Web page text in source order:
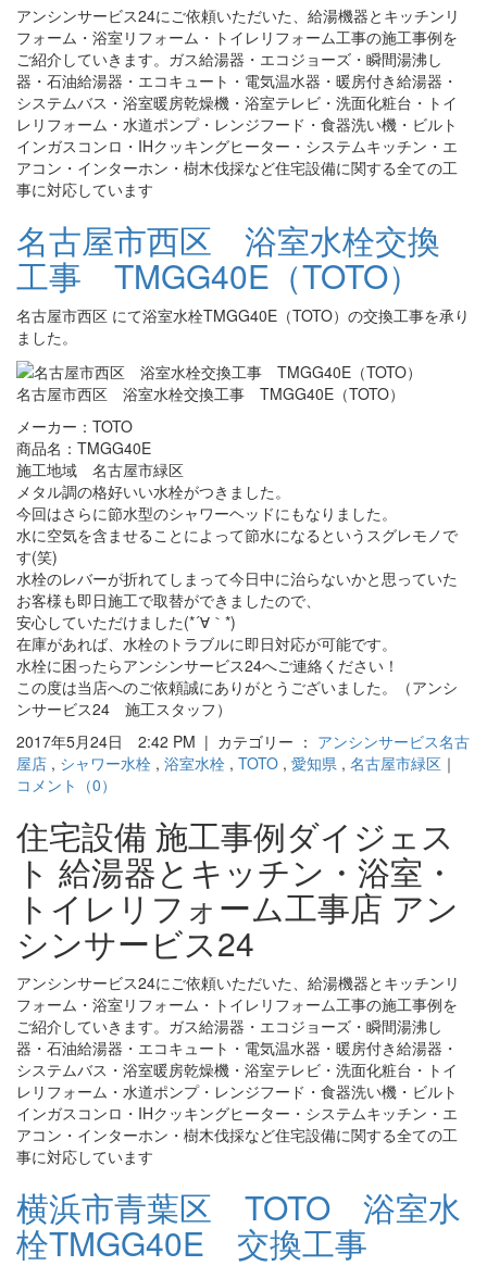
アンシンサービス24にご依頼いただいた、給湯機器とキッチンリ
フォーム・浴室リフォーム・トイレリフォーム工事の施工事例を
ご紹介していきます。ガス給湯器・エコジョーズ・瞬間湯沸し
器・石油給湯器・エコキュート・電気温水器・暖房付き給湯器・
システムバス・浴室暖房乾燥機・浴室テレビ・洗面化粧台・トイ
レリフォーム・水道ポンプ・レンジフード・食器洗い機・ビルト
インガスコンロ・IHクッキングヒーター・システムキッチン・エ
アコン・インターホン・樹木伐採など住宅設備に関する全ての工
事に対応しています
名古屋市西区 浴室水栓交換
工事 TMGG40E（TOTO）
名古屋市西区 にて浴室水栓TMGG40E（TOTO）の交換工事を承り
ました。
名古屋市西区 浴室水栓交換工事 TMGG40E（TOTO）
メーカー：TOTO
商品名：TMGG40E
施工地域 名古屋市緑区
メタル調の格好いい水栓がつきました。
今回はさらに節水型のシャワーヘッドにもなりました。
水に空気を含ませることによって節水になるというスグレモノで
す(笑)
水栓のレバーが折れてしまって今日中に治らないかと思っていた
お客様も即日施工で取替ができましたので、
安心していただけました(*´∀｀*)
在庫があれば、水栓のトラブルに即日対応が可能です。
水栓に困ったらアンシンサービス24へご連絡ください！
この度は当店へのご依頼誠にありがとうございました。（アンシ
ンサービス24 施工スタッフ）
2017年5月24日 2:42 PM | カテゴリー ： アンシンサービス名古
屋店 , シャワー水栓 , 浴室水栓 , TOTO , 愛知県 , 名古屋市緑区 ｜
コメント（0）
住宅設備 施工事例ダイジェス
ト 給湯器とキッチン・浴室・
トイレリフォーム工事店 アン
シンサービス24
アンシンサービス24にご依頼いただいた、給湯機器とキッチンリ
フォーム・浴室リフォーム・トイレリフォーム工事の施工事例を
ご紹介していきます。ガス給湯器・エコジョーズ・瞬間湯沸し
器・石油給湯器・エコキュート・電気温水器・暖房付き給湯器・
システムバス・浴室暖房乾燥機・浴室テレビ・洗面化粧台・トイ
レリフォーム・水道ポンプ・レンジフード・食器洗い機・ビルト
インガスコンロ・IHクッキングヒーター・システムキッチン・エ
アコン・インターホン・樹木伐採など住宅設備に関する全ての工
事に対応しています
横浜市青葉区 TOTO 浴室水
栓TMGG40E 交換工事